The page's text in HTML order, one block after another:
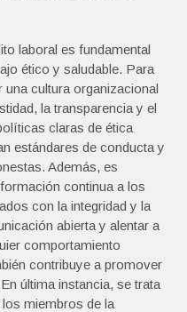
laboral es fundamental
ético y saludable. Para
cultura organizacional
la transparencia y el
claras de ética
estándares de conducta y
Además, es
continua a los
con la integridad y la
abierta y alentar a
comportamiento
contribuye a promover
última instancia, se trata
miembros de la